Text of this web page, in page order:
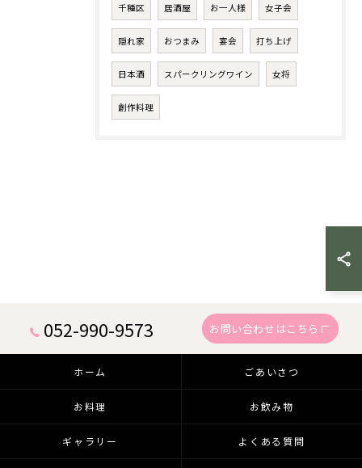
千種区 居酒屋 お一人様 女子会
隠れ家 おつまみ 宴会 打ち上げ
日本酒 スパークリングワイン 女将
創作料理
052-990-9573 お問い合わせはこちら
ホーム ごあいさつ
お料理 お飲み物
ギャラリー よくある質問